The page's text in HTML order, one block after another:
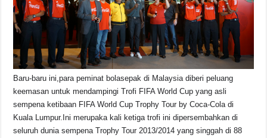
o
o
k
p
p
s
n
k
Baru-baru ini,para peminat bolasepak di Malaysia diberi peluang
keemasan untuk mendampingi Trofi FIFA World Cup yang asli
sempena ketibaan FIFA World Cup Trophy Tour by Coca-Cola di
Kuala Lumpur.Ini merupaka kali ketiga trofi ini dipersembahkan di
seluruh dunia sempena Trophy Tour 2013/2014 yang singgah di 88